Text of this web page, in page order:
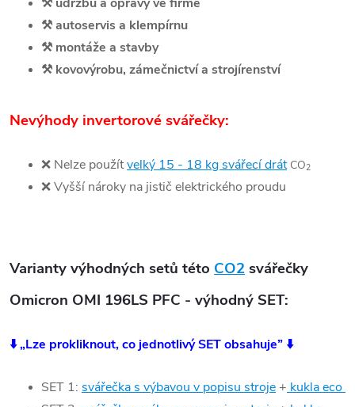
⚒️autoservis a klempírnu
⚒️montáže a stavby
⚒️kovovýrobu, zámečnictví a strojírenství
Nevýhody invertorové svářečky:
❌ Nelze použítvelký 15 - 18 kg svářecídrátCO2
❌Vyšší nároky na jistič elektrického proudu
Varianty výhodných setů této CO2svářečky
Omicron OMI 196LS PFC - výhodný SET:
⬇️ „Lze prokliknout, co jednotlivý SET obsahuje” ⬇️
SET 1: svářečka s výbavou v popisu stroje + kukla eco